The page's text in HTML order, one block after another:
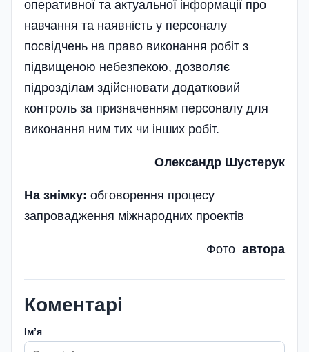
оперативної та актуальної інформації про
навчання та наявність у персоналу
посвідчень на право виконання робіт з
підвищеною небезпекою, дозволяє
підрозділам здійснювати додатковий
контроль за призначенням персоналу для
виконання ним тих чи інших робіт.
Олександр Шустерук
На знімку: обговорення процесу
запровадже­ння міжнародних проектів
Фото автора
Коментарі
Імʼя